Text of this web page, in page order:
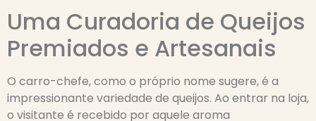
Uma Curadoria de Queijos
Premiados e Artesanais
O carro-chefe, como o próprio nome sugere, é a
impressionante variedade de queijos. Ao entrar na loja,
o visitante é recebido por aquele aroma